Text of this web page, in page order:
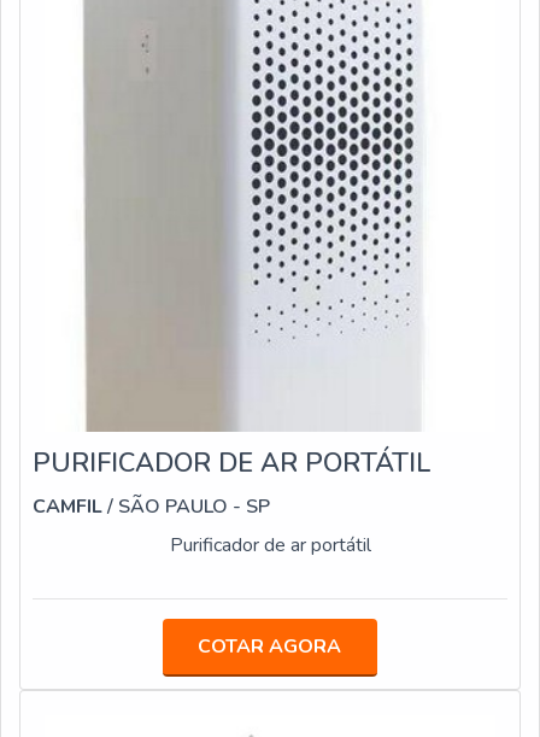
PURIFICADOR DE AR PORTÁTIL
CAMFIL/ SÃO PAULO - SP
Purificador de ar portátil
COTAR AGORA